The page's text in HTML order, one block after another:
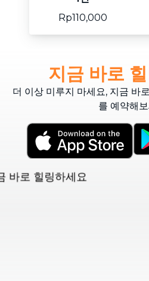
Rp110,000
지금 바로
더 이상 미루지 마세요, 지금 바
를 예약해